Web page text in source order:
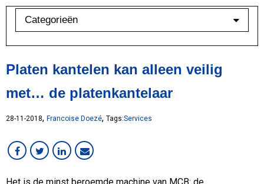
Categorieën
Klant in beeld
MCB Campus
MVO
Overig
Services
Platen kantelen kan alleen veilig
met… de platenkantelaar
28-11-2018, Francoise Doezé, Tags:Services